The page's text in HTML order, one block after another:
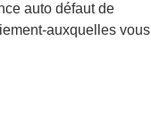
auto défaut de
auxquelles vous